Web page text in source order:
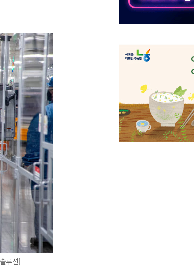
오세훈 "용산공원 주택 검토, 민주당 스스로 원칙 뒤집는 것"
루션]